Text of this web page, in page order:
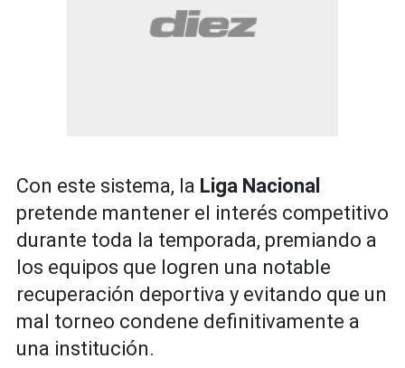
Con este sistema, la Liga Nacional
pretende mantener el interés competitivo
durante toda la temporada, premiando a
los equipos que logren una notable
recuperación deportiva y evitando que un
mal torneo condene definitivamente a
una institución.